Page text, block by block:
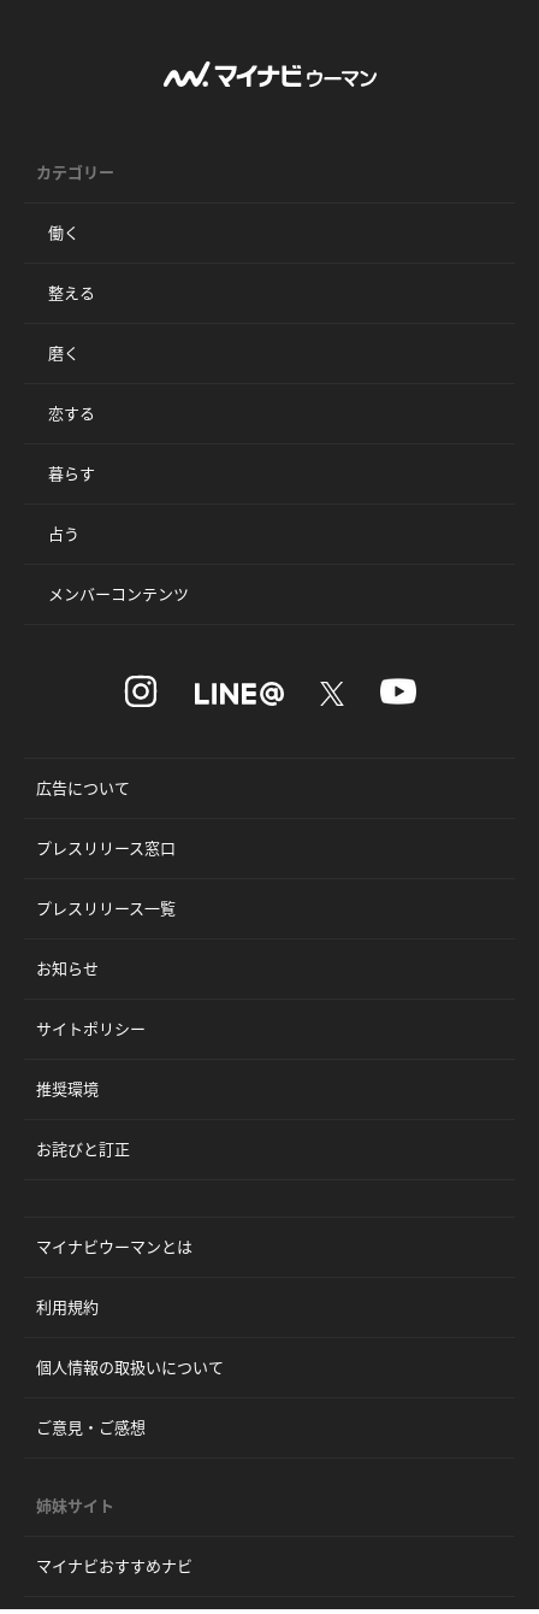
カテゴリー
働く
整える
磨く
恋する
暮らす
占う
メンバーコンテンツ
広告について
プレスリリース窓口
プレスリリース一覧
お知らせ
サイトポリシー
推奨環境
お詫びと訂正
マイナビウーマンとは
利用規約
個人情報の取扱いについて
ご意見・ご感想
姉妹サイト
マイナビおすすめナビ